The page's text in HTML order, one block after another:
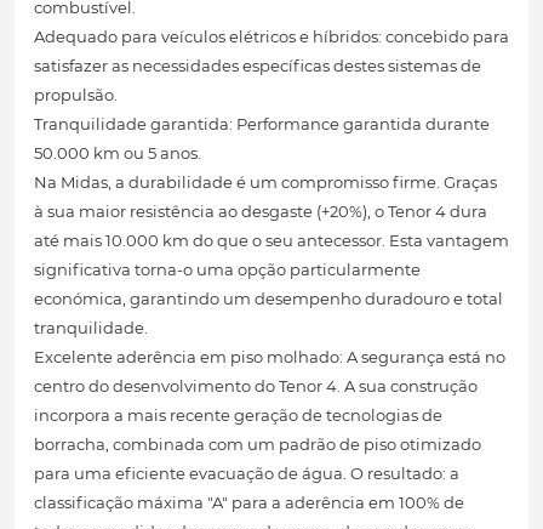
combustível.
Adequado para veículos elétricos e híbridos: concebido para
satisfazer as necessidades específicas destes sistemas de
propulsão.
Tranquilidade garantida: Performance garantida durante
50.000 km ou 5 anos.
Na Midas, a durabilidade é um compromisso firme. Graças
à sua maior resistência ao desgaste (+20%), o Tenor 4 dura
até mais 10.000 km do que o seu antecessor. Esta vantagem
significativa torna-o uma opção particularmente
económica, garantindo um desempenho duradouro e total
tranquilidade.
Excelente aderência em piso molhado: A segurança está no
centro do desenvolvimento do Tenor 4. A sua construção
incorpora a mais recente geração de tecnologias de
borracha, combinada com um padrão de piso otimizado
para uma eficiente evacuação de água. O resultado: a
classificação máxima "A" para a aderência em 100% de